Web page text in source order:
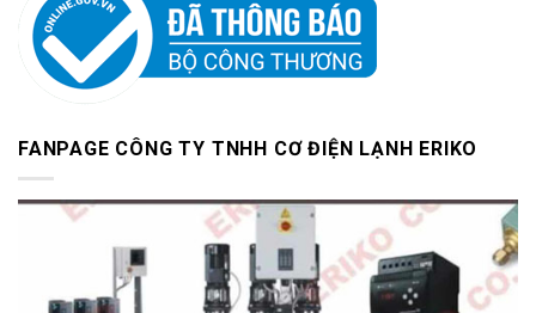
FANPAGE CÔNG TY TNHH CƠ ĐIỆN LẠNH ERIKO